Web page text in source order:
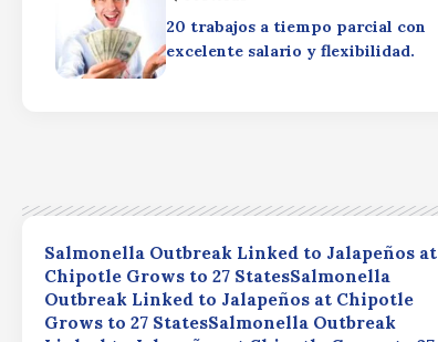
20 trabajos a tiempo parcial con
excelente salario y flexibilidad.
Salmonella Outbreak Linked to Jalapeños at
Chipotle Grows to 27 StatesSalmonella
Outbreak Linked to Jalapeños at Chipotle
Grows to 27 StatesSalmonella Outbreak